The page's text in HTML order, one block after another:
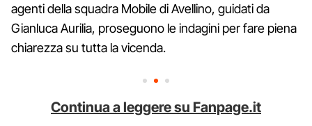
agenti della squadra Mobile di Avellino, guidati da
Gianluca Aurilia, proseguono le indagini per fare piena
chiarezza su tutta la vicenda.
Continua a leggere su Fanpage.it